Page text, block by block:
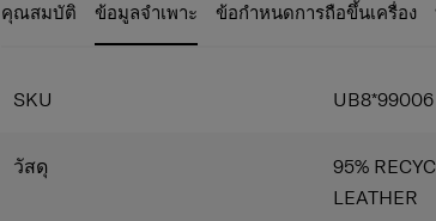
ช่องด้านหลังพร้อมฝาปิดแม่เหล็ก:เหมาะสำหรับเก็
งานได้สะดวก
คุณต้องการ
คุณสมบัติ ข้อมูลจำเพาะ ข้อกำหนดการถือขึ้นเครื่อง
SKU UB8*99006
วัสดุ
95%
LEATHER